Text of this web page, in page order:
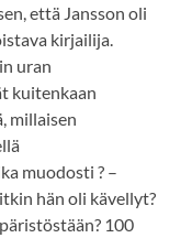
että Jansson oli
kirjailija.
uran
kuitenkaan
millaisen
muodosti ? –
hän oli kävellyt?
100